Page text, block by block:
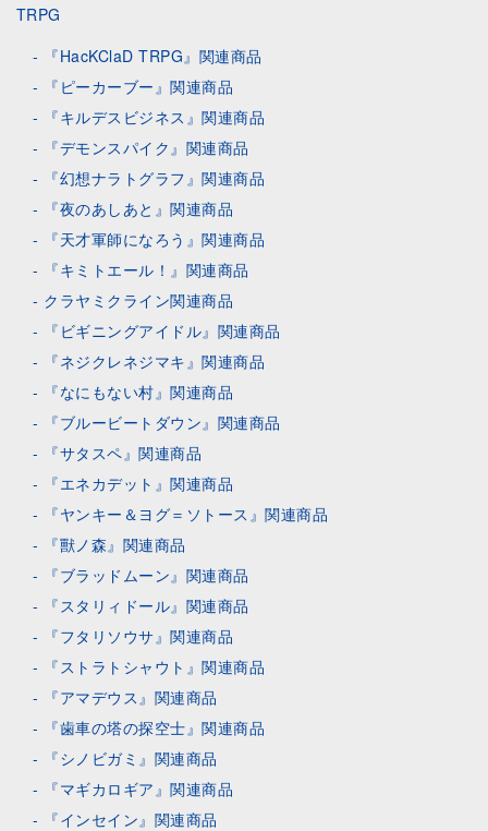
TRPG
『HacKClaD TRPG』関連商品
『ピーカーブー』関連商品
『キルデスビジネス』関連商品
『デモンスパイク』関連商品
『幻想ナラトグラフ』関連商品
『夜のあしあと』関連商品
『天才軍師になろう』関連商品
『キミトエール！』関連商品
クラヤミクライン関連商品
『ビギニングアイドル』関連商品
『ネジクレネジマキ』関連商品
『なにもない村』関連商品
『ブルービートダウン』関連商品
『サタスペ』関連商品
『エネカデット』関連商品
『ヤンキー＆ヨグ＝ソトース』関連商品
『獸ノ森』関連商品
『ブラッドムーン』関連商品
『スタリィドール』関連商品
『フタリソウサ』関連商品
『ストラトシャウト』関連商品
『アマデウス』関連商品
『歯車の塔の探空士』関連商品
『シノビガミ』関連商品
『マギカロギア』関連商品
『インセイン』関連商品